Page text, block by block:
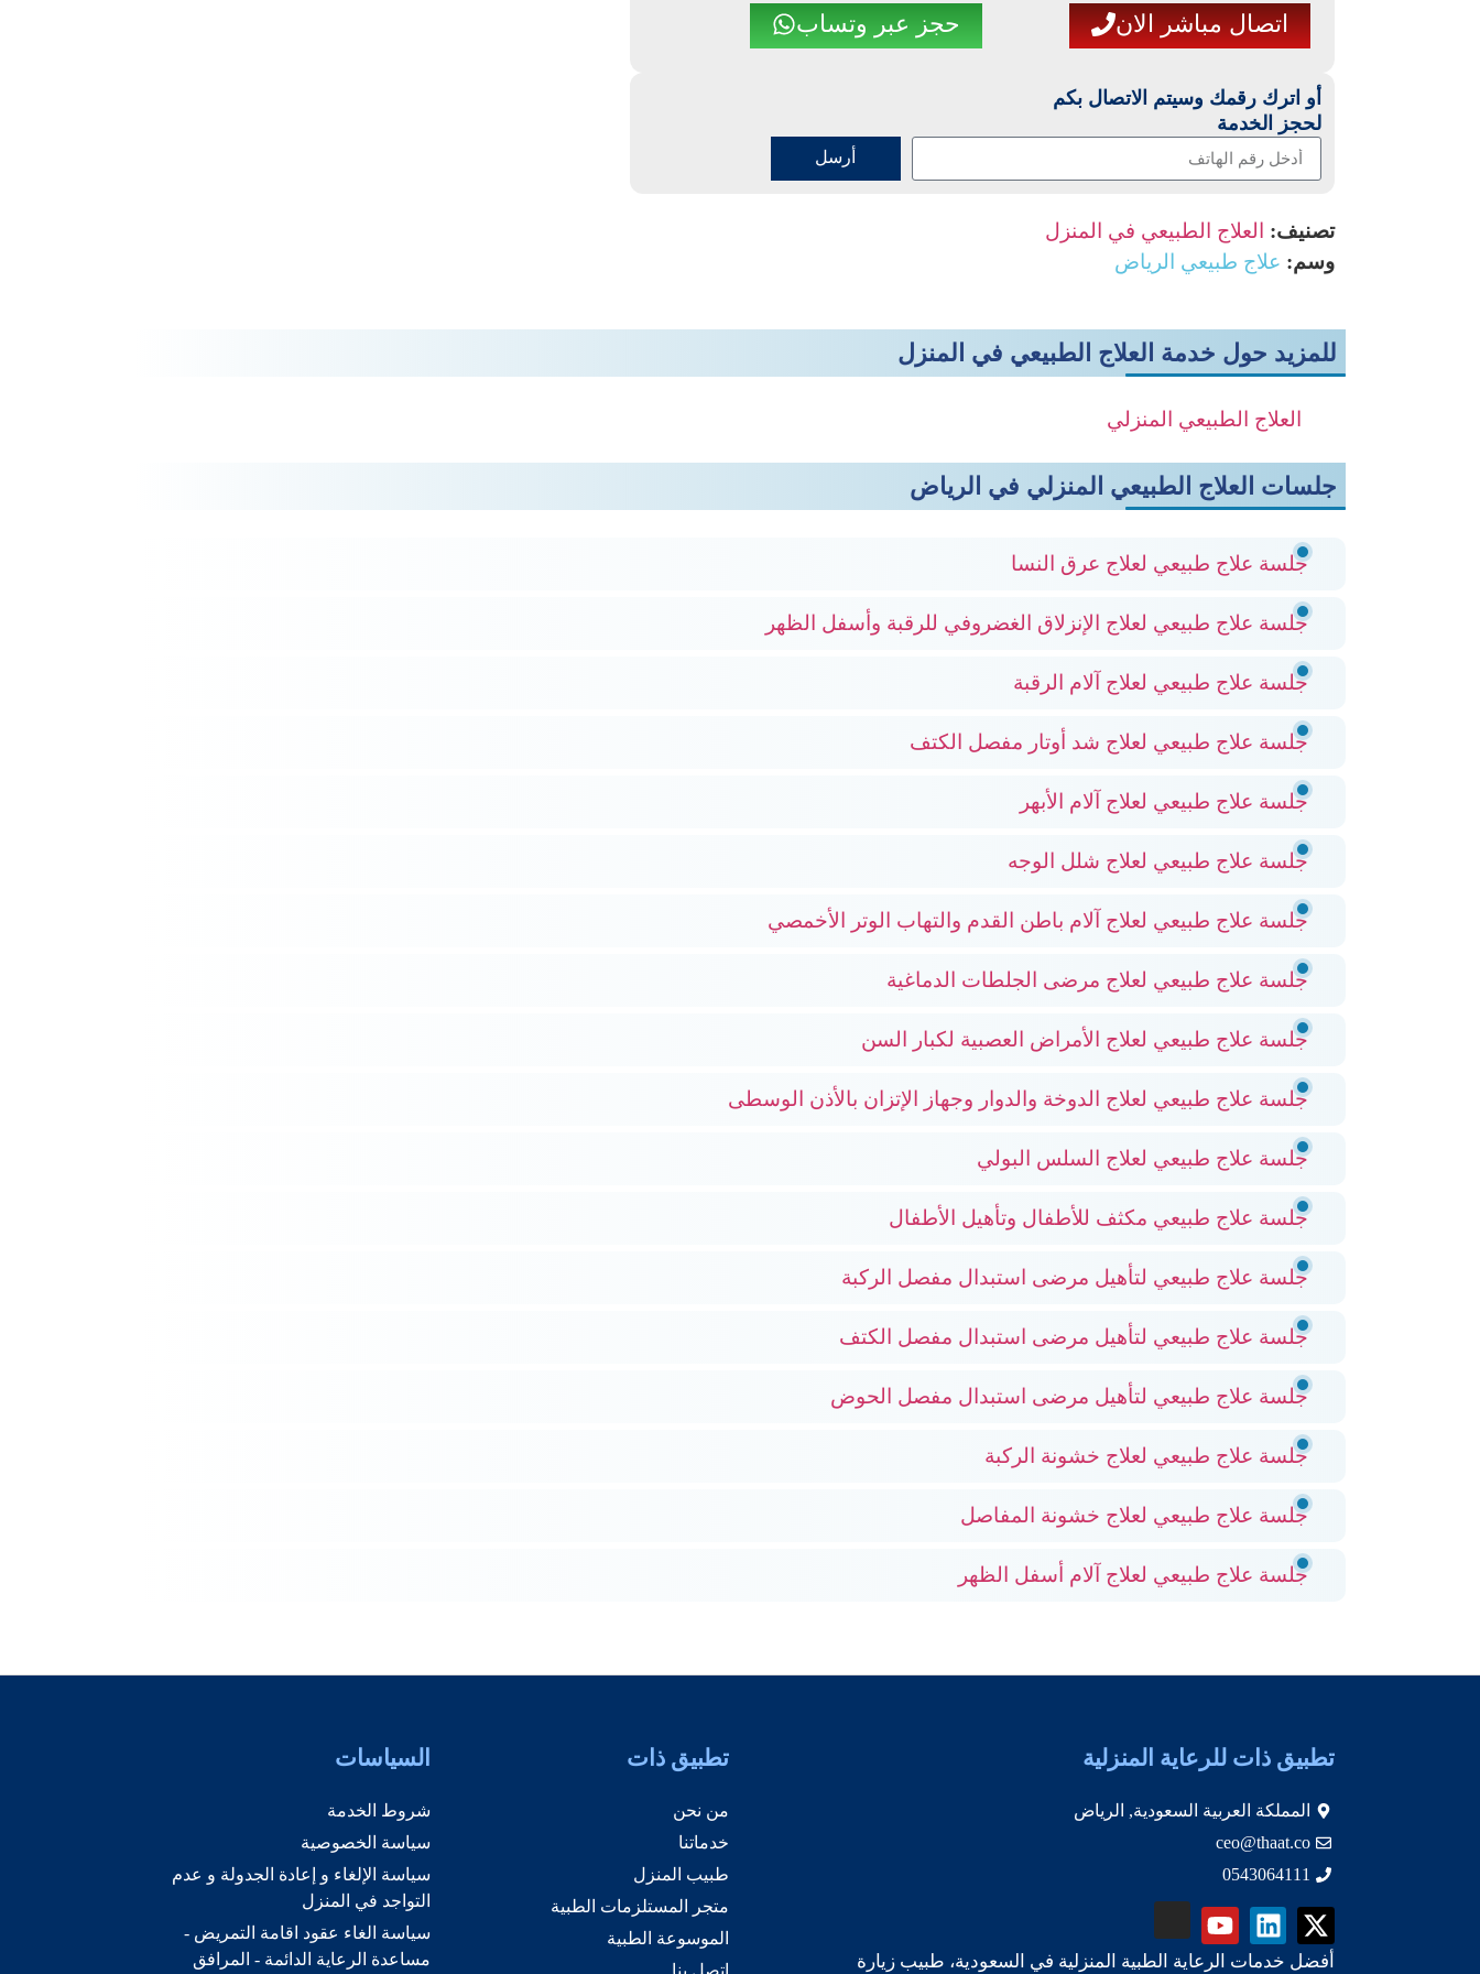
اتصال مباشر الان حجز عبر وتساب
أو اترك رقمك وسيتم الاتصال بكم
لحجز الخدمة
أرسل
تصنيف:
العلاج الطبيعي في المنزل
وسم: علاج طبيعي الرياض
للمزيد حول خدمة العلاج الطبيعي في المنزل
العلاج الطبيعي المنزلي
جلسات العلاج الطبيعي المنزلي في الرياض
جلسة علاج طبيعي لعلاج عرق النسا
جلسة علاج طبيعي لعلاج الإنزلاق الغضروفي للرقبة وأسفل الظهر
جلسة علاج طبيعي لعلاج آلام الرقبة
جلسة علاج طبيعي لعلاج شد أوتار مفصل الكتف
جلسة علاج طبيعي لعلاج آلام الأبهر
جلسة علاج طبيعي لعلاج شلل الوجه
جلسة علاج طبيعي لعلاج آلام باطن القدم والتهاب الوتر الأخمصي
جلسة علاج طبيعي لعلاج مرضى الجلطات الدماغية
جلسة علاج طبيعي لعلاج الأمراض العصبية لكبار السن
جلسة علاج طبيعي لعلاج الدوخة والدوار وجهاز الإتزان بالأذن الوسطى
جلسة علاج طبيعي لعلاج السلس البولي
جلسة علاج طبيعي مكثف للأطفال وتأهيل الأطفال
جلسة علاج طبيعي لتأهيل مرضى استبدال مفصل الركبة
جلسة علاج طبيعي لتأهيل مرضى استبدال مفصل الكتف
جلسة علاج طبيعي لتأهيل مرضى استبدال مفصل الحوض
جلسة علاج طبيعي لعلاج خشونة الركبة
جلسة علاج طبيعي لعلاج خشونة المفاصل
جلسة علاج طبيعي لعلاج آلام أسفل الظهر
تطبيق ذات للرعاية المنزلية
المملكة العربية السعودية, الرياض
ceo@thaat.co
0543064111
أفضل خدمات الرعاية الطبية المنزلية في السعودية، طبيب زيارة
تطبيق ذات
من نحن
خدماتنا
طبيب المنزل
متجر المستلزمات الطبية
الموسوعة الطبية
السياسات
شروط الخدمة
سياسة الخصوصية
سياسة الإلغاء و إعادة الجدولة و عدم
التواجد في المنزل
سياسة الغاء عقود اقامة التمريض -
مساعدة الرعاية الدائمة - المرافق